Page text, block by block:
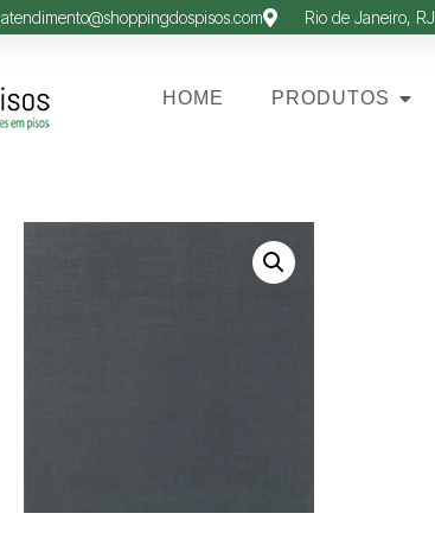
atendimento@shoppingdospisos.com Rio de Janeiro, RJ
HOME PRODUTOS